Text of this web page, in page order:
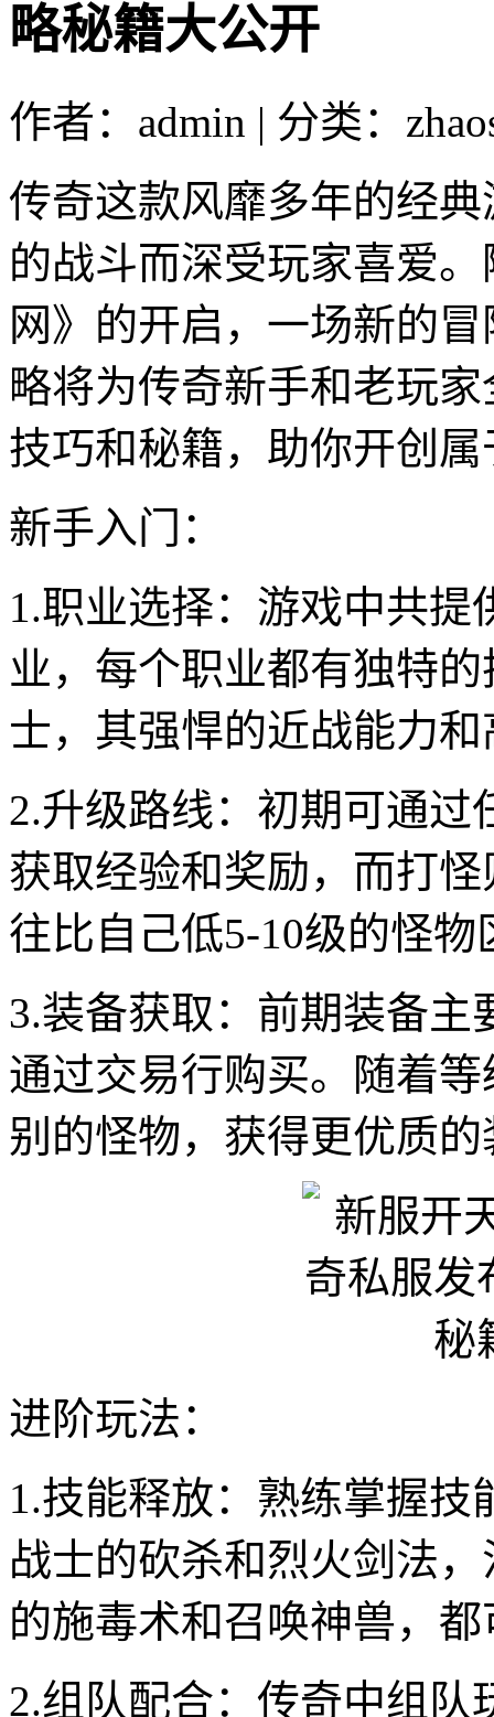
略秘籍大公开
作者：admin | 分类：
传奇这款风靡多年的经
的战斗而深受玩家喜爱
网》的开启，一场新的
略将为传奇新手和老玩
技巧和秘籍，助你开创
新手入门：
1.职业选择：游戏中共
业，每个职业都有独特
士，其强悍的近战能力
2.升级路线：初期可通
获取经验和奖励，而打
往比自己低5-10级的怪物
3.装备获取：前期装备
通过交易行购买。随着
别的怪物，获得更优质的
进阶玩法：
1.技能释放：熟练掌握
战士的砍杀和烈火剑法
的施毒术和召唤神兽，
2.组队配合：传奇中组队